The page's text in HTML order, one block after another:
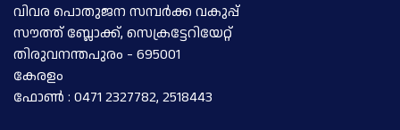
വിവര പൊതുജന സമ്പര്‍ക്ക വകുപ്പ്
സൗത്ത് ബ്ലോക്ക്, സെക്രട്ടേറിയേറ്റ്
തിരുവനന്തപുരം - 695001
കേരളം
ഫോണ്‍ : 0471 2327782, 2518443